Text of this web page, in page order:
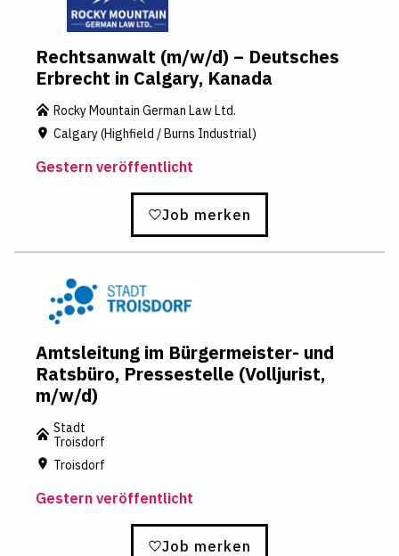
Rechtsanwalt (m/w/d) – Deutsches
Erbrecht in Calgary, Kanada
Rocky Mountain German Law Ltd.
Calgary (Highfield / Burns Industrial)
Gestern veröffentlicht
Job merken
Amtsleitung im Bürgermeister- und
Ratsbüro, Pressestelle (Volljurist,
m/w/d)
Stadt
Troisdorf
Troisdorf
Gestern veröffentlicht
Job merken